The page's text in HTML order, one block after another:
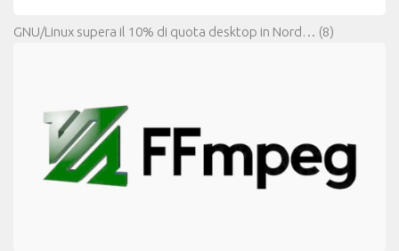
GNU/Linux supera il 10% di quota desktop in Nord… (8)